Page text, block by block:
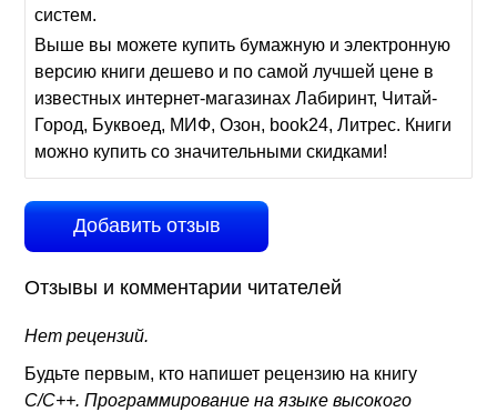
систем.
Выше вы можете купить бумажную и электронную
версию книги дешево и по самой лучшей цене в
известных интернет-магазинах Лабиринт, Читай-
Город, Буквоед, МИФ, Озон, book24, Литрес. Книги
можно купить со значительными скидками!
Добавить отзыв
Отзывы и комментарии читателей
Нет рецензий.
Будьте первым, кто напишет рецензию на книгу
C/C++. Программирование на языке высокого